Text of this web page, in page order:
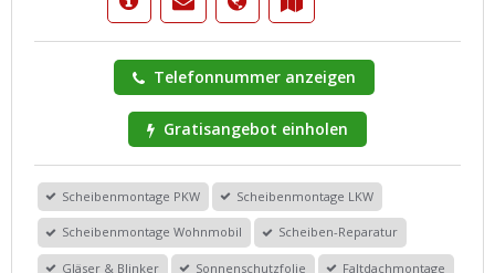
Telefonnummer anzeigen
Gratisangebot einholen
Scheibenmontage PKW Scheibenmontage LKW
Scheibenmontage Wohnmobil Scheiben-Reparatur
Gläser & Blinker Sonnenschutzfolie Faltdachmontage